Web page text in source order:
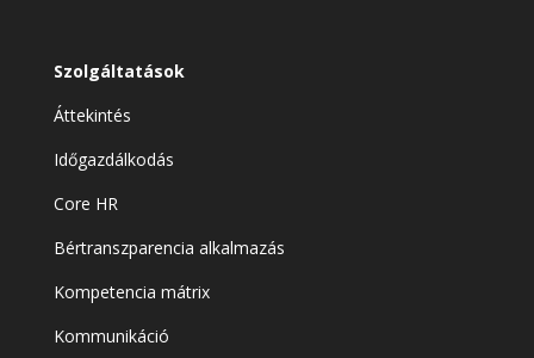
Szolgáltatások
Áttekintés
Időgazdálkodás
Core HR
Bértranszparencia alkalmazás
Kompetencia mátrix
Kommunikáció